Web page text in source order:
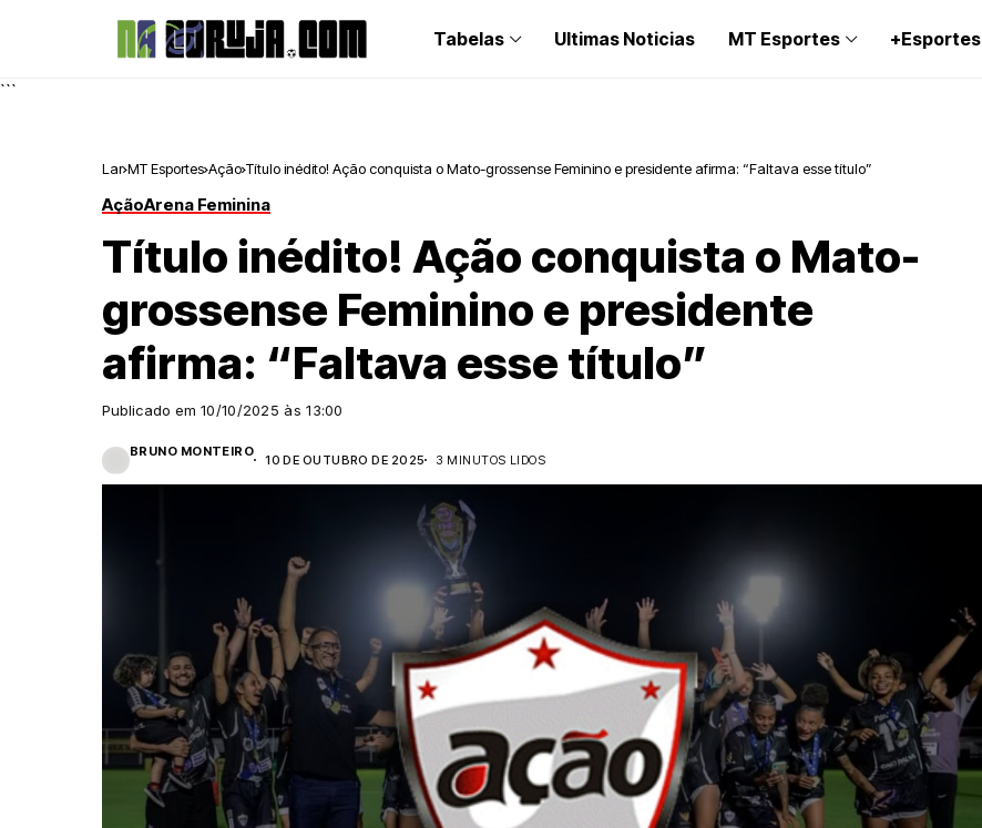
Tabelas Ultimas Noticias MT Esportes +Esportes
```
Lar MT Esportes Ação Título inédito! Ação conquista o Mato-grossense Feminino e presidente afirma: “Faltava esse título”
AçãoArena Feminina
Título inédito! Ação conquista o Mato-
grossense Feminino e presidente
afirma: “Faltava esse título”
Publicado em 10/10/2025 às 13:00
BRUNO MONTEIRO
10 DE OUTUBRO DE 2025 3 MINUTOS LIDOS